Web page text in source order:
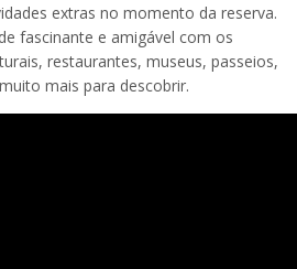
extras no momento da reserva.
fascinante e amigável com os
restaurantes, museus, passeios,
mais para descobrir.